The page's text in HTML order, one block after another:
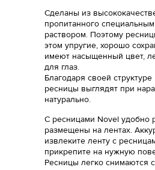
Сделаны из
пропитанного
раствором. Поэтому
этом упругие, хорошо
имеют насыщенный цвет,
для глаз.
Благодаря своей
ресницы выглядят при
натурально.
С ресницами Novel удобно
размещены на лентах.
извлеките ленту с
прикрепите на нужную
Ресницы легко снимаются